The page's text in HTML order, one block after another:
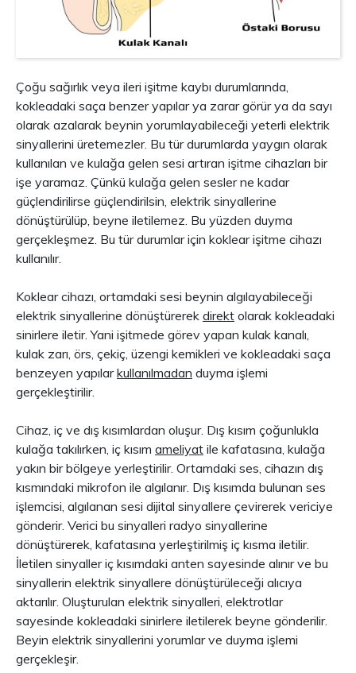
Çoğu sağırlık veya ileri işitme kaybı durumlarında,
kokleadaki saça benzer yapılar ya zarar görür ya da sayı
olarak azalarak beynin yorumlayabileceği yeterli elektrik
sinyallerini üretemezler. Bu tür durumlarda yaygın olarak
kullanılan ve kulağa gelen sesi artıran işitme cihazları bir
işe yaramaz. Çünkü kulağa gelen sesler ne kadar
güçlendirilirse güçlendirilsin, elektrik sinyallerine
dönüştürülüp, beyne iletilemez. Bu yüzden duyma
gerçekleşmez. Bu tür durumlar için koklear işitme cihazı
kullanılır.
Koklear cihazı, ortamdaki sesi beynin algılayabileceği
elektrik sinyallerine dönüştürerek direkt olarak kokleadaki
sinirlere iletir. Yani işitmede görev yapan kulak kanalı,
kulak zarı, örs, çekiç, üzengi kemikleri ve kokleadaki saça
benzeyen yapılarkullanılmadan duyma işlemi
gerçekleştirilir.
Cihaz, iç ve dış kısımlardan oluşur. Dış kısım çoğunlukla
kulağa takılırken, iç kısım ameliyat ile kafatasına, kulağa
yakın bir bölgeye yerleştirilir. Ortamdaki ses, cihazın dış
kısmındaki mikrofon ile algılanır. Dış kısımda bulunan ses
işlemcisi, algılanan sesi dijital sinyallere çevirerek vericiye
gönderir. Verici bu sinyalleri radyo sinyallerine
dönüştürerek, kafatasına yerleştirilmiş iç kısma iletilir.
İletilen sinyaller iç kısımdaki anten sayesinde alınır ve bu
sinyallerin elektrik sinyallere dönüştürüleceği alıcıya
aktarılır. Oluşturulan elektrik sinyalleri, elektrotlar
sayesinde kokleadaki sinirlere iletilerek beyne gönderilir.
Beyin elektrik sinyallerini yorumlar ve duyma işlemi
gerçekleşir.